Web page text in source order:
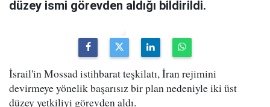
düzey ismi görevden aldığı bildirildi.
İsrail'in Mossad istihbarat teşkilatı, İran rejimini
devirmeye yönelik başarısız bir plan nedeniyle iki üst
düzey yetkiliyi görevden aldı.